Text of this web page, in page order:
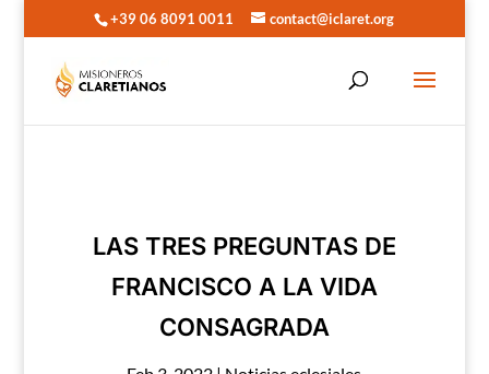
+39 06 8091 0011 contact@iclaret.org
LAS TRES PREGUNTAS DE
FRANCISCO A LA VIDA
CONSAGRADA